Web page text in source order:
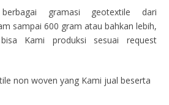
gramasi geotextile dari
sampai 600 gram atau bahkan lebih,
Kami produksi sesuai request
non woven yang Kami jual beserta